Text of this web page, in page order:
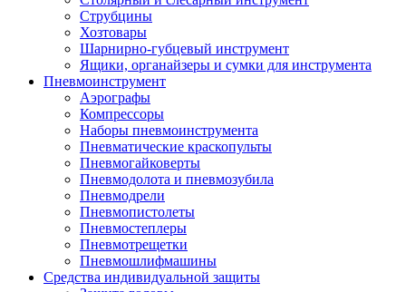
Струбцины
Хозтовары
Шарнирно-губцевый инструмент
Ящики, органайзеры и сумки для инструмента
Пневмоинструмент
Аэрографы
Компрессоры
Наборы пневмоинструмента
Пневматические краскопульты
Пневмогайковерты
Пневмодолота и пневмозубила
Пневмодрели
Пневмопистолеты
Пневмостеплеры
Пневмотрещетки
Пневмошлифмашины
Средства индивидуальной защиты